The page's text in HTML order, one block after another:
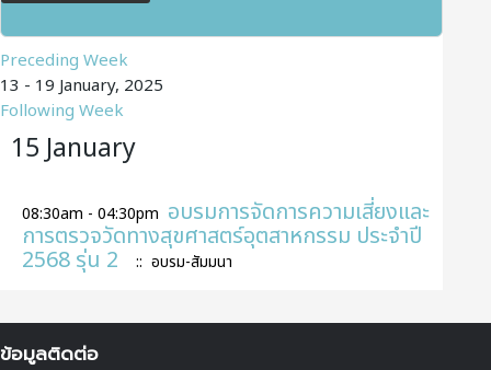
Preceding Week
13 - 19 January, 2025
Following Week
15 January
08:30am - 04:30pm อบรมการจัดการความเสี่ยงและ
การตรวจวัดทางสุขศาสตร์อุตสาหกรรม ประจำปี
2568 รุ่น 2 :: อบรม-สัมมนา
ข้อมูลติดต่อ